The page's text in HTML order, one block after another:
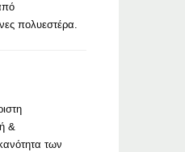
πολυεστέρα.
&
των